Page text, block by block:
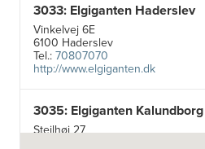
3033: Elgiganten Haderslev
Vinkelvej 6E
6100 Haderslev
Tel.:70807070
http://www.elgiganten.dk
3035: Elgiganten Kalundborg
Stejlhøj 27